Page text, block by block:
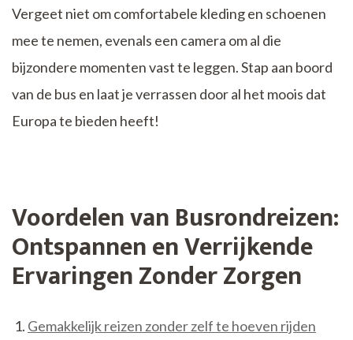
Vergeet niet om comfortabele kleding en schoenen
mee te nemen, evenals een camera om al die
bijzondere momenten vast te leggen. Stap aan boord
van de bus en laat je verrassen door al het moois dat
Europa te bieden heeft!
Voordelen van Busrondreizen:
Ontspannen en Verrijkende
Ervaringen Zonder Zorgen
Gemakkelijk reizen zonder zelf te hoeven rijden